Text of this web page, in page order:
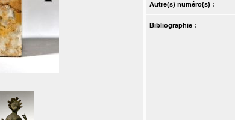
Autre(s) numéro(s) :
Bibliographie :